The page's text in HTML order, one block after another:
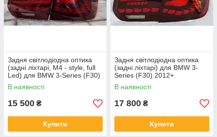
Задня світлодіодна оптика
(задні ліхтарі, M4 - style, full
Led) для BMW 3-Series (F30)
2012+
В наявності
15 500 ₴
Купити
Задня світлодіодна оптика
(задні ліхтарі) для BMW 3-
Series (F30) 2012+
В наявності
17 800 ₴
Купити